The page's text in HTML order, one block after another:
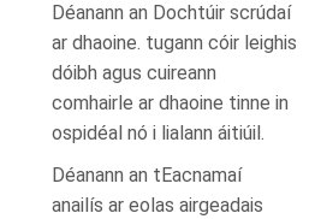
Déanann an Dochtúir scrúdaí
ar dhaoine. tugann cóir leighis
dóibh agus cuireann
comhairle ar dhaoine tinne in
ospidéal nó i lialann áitiúil.
Déanann an tEacnamaí
anailís ar eolas airgeadais